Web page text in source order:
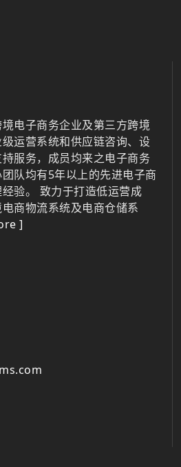
电子商务企业及第三方跨境
运营系统和供应链咨询、设
服务，成员均来之电子商务
队均有5年以上的先进电子商
验。 致力于打造低运营成
商物流系统及电商仓储系
]